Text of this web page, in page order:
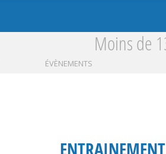
Moins de
ÉVÈNEMENTS